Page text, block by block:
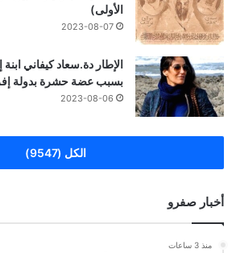
الأولى)
2023-08-07
الإطار دة.سعاد كيفاني
بسبب عضة حشرة بدولة
2023-08-06
الكل (9547)
أخبار صفرو
منذ 3 ساعات